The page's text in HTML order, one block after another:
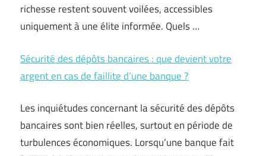
richesse restent souvent voilées, accessibles
uniquement à une élite informée. Quels …
Sécurité des dépôts bancaires : que devient votre
argent en cas de faillite d’une banque ?
Les inquiétudes concernant la sécurité des dépôts
bancaires sont bien réelles, surtout en période de
turbulences économiques. Lorsqu’une banque fait